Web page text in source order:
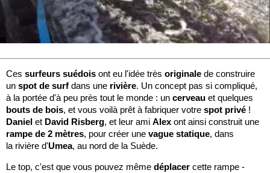
Ces surfeurs suédois ont eu l'idée très originale de construire
un spot de surf dans une rivière. Un concept pas si compliqué,
à la portée d'à peu près tout le monde : un cerveau et quelques
bouts de bois, et vous voilà prêt à fabriquer votre spot privé !
Daniel et David Risberg, et leur ami Alex ont ainsi construit une
rampe de 2 mètres, pour créer une vague statique, dans
la rivière d'Umea, au nord de la Suède.
Le top, c'est que vous pouvez même déplacer cette rampe -